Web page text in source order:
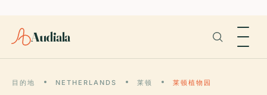
Audiala
目的地 NETHERLANDS 莱顿 莱顿植物园